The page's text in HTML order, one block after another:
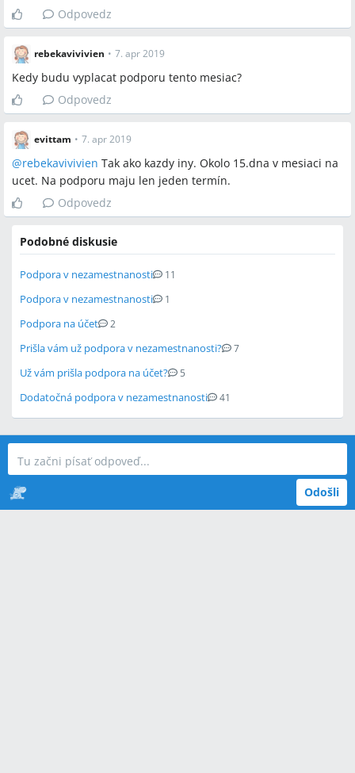
Odpovedz
rebekavivivien • 7. apr 2019
Kedy budu vyplacat podporu tento mesiac?
Odpovedz
evittam • 7. apr 2019
@rebekavivivien Tak ako kazdy iny. Okolo 15.dna v mesiaci na
ucet. Na podporu maju len jeden termín.
Odpovedz
Podobné diskusie
Podpora v nezamestnanosti 11
Podpora v nezamestnanosti 1
Podpora na účet 2
Prišla vám už podpora v nezamestnanosti? 7
Už vám prišla podpora na účet? 5
Dodatočná podpora v nezamestnanosti 41
Odošli